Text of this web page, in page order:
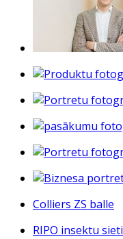
Colliers ZS balle
RIPO insektu sieti